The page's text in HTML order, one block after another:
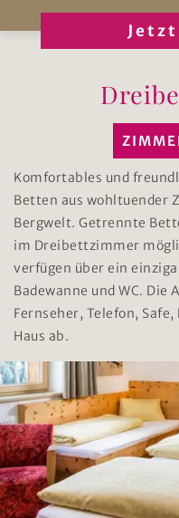
Komfortables und
Betten aus wohltuender
Bergwelt. Getrennte
im Dreibettzimmer
verfügen über ein
Badewanne und WC.
Fernseher, Telefon,
Haus ab.